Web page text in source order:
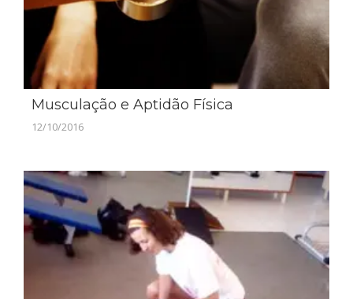
Musculação e Aptidão Física
12/10/2016